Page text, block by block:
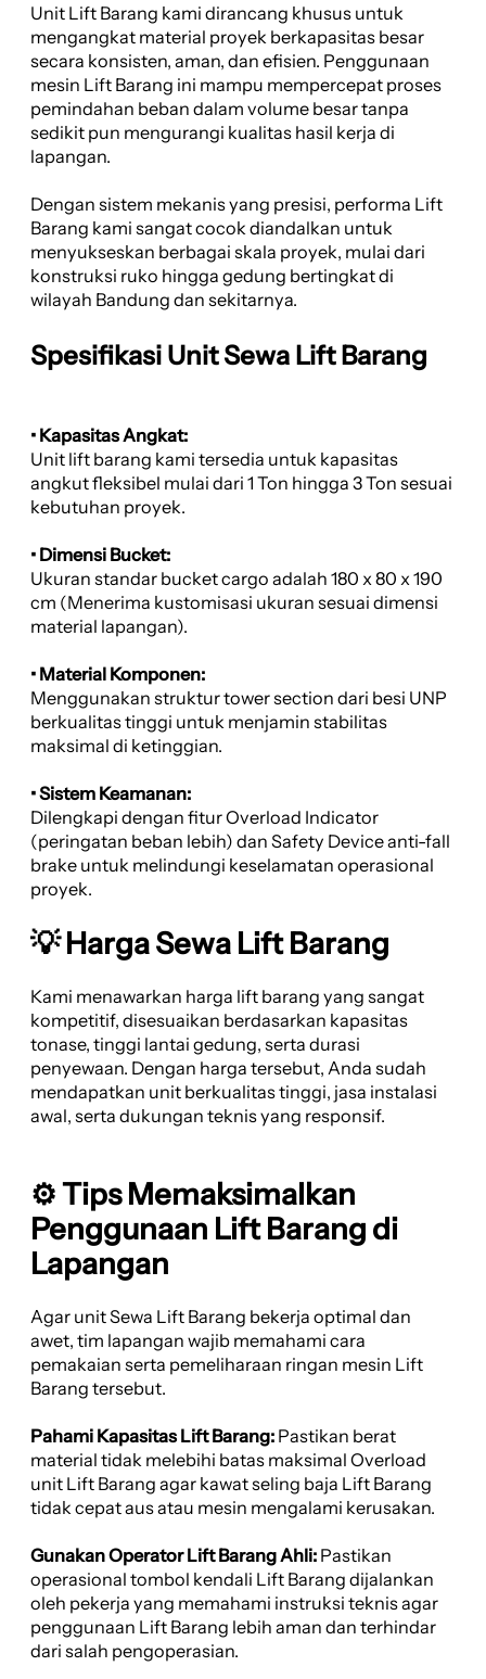
Unit Lift Barang kami dirancang khusus untuk
mengangkat material proyek berkapasitas besar
secara konsisten, aman, dan efisien. Penggunaan
mesin Lift Barang ini mampu mempercepat proses
pemindahan beban dalam volume besar tanpa
sedikit pun mengurangi kualitas hasil kerja di
lapangan.
Dengan sistem mekanis yang presisi, performa Lift
Barang kami sangat cocok diandalkan untuk
menyukseskan berbagai skala proyek, mulai dari
konstruksi ruko hingga gedung bertingkat di
wilayah Bandung dan sekitarnya.
Spesifikasi Unit Sewa Lift Barang
• Kapasitas Angkat:
Unit lift barang kami tersedia untuk kapasitas
angkut fleksibel mulai dari 1 Ton hingga 3 Ton sesuai
kebutuhan proyek.
• Dimensi Bucket:
Ukuran standar bucket cargo adalah 180 x 80 x 190
cm (Menerima kustomisasi ukuran sesuai dimensi
material lapangan).
• Material Komponen:
Menggunakan struktur tower section dari besi UNP
berkualitas tinggi untuk menjamin stabilitas
maksimal di ketinggian.
• Sistem Keamanan:
Dilengkapi dengan fitur Overload Indicator
(peringatan beban lebih) dan Safety Device anti-fall
brake untuk melindungi keselamatan operasional
proyek.
💡 Harga Sewa Lift Barang
Kami menawarkan harga lift barang yang sangat
kompetitif, disesuaikan berdasarkan kapasitas
tonase, tinggi lantai gedung, serta durasi
penyewaan. Dengan harga tersebut, Anda sudah
mendapatkan unit berkualitas tinggi, jasa instalasi
awal, serta dukungan teknis yang responsif.
⚙️ Tips Memaksimalkan
Penggunaan Lift Barang di
Lapangan
Agar unit Sewa Lift Barang bekerja optimal dan
awet, tim lapangan wajib memahami cara
pemakaian serta pemeliharaan ringan mesin Lift
Barang tersebut.
Pahami Kapasitas Lift Barang: Pastikan berat
material tidak melebihi batas maksimal Overload
unit Lift Barang agar kawat seling baja Lift Barang
tidak cepat aus atau mesin mengalami kerusakan.
Gunakan Operator Lift Barang Ahli: Pastikan
operasional tombol kendali Lift Barang dijalankan
oleh pekerja yang memahami instruksi teknis agar
penggunaan Lift Barang lebih aman dan terhindar
dari salah pengoperasian.